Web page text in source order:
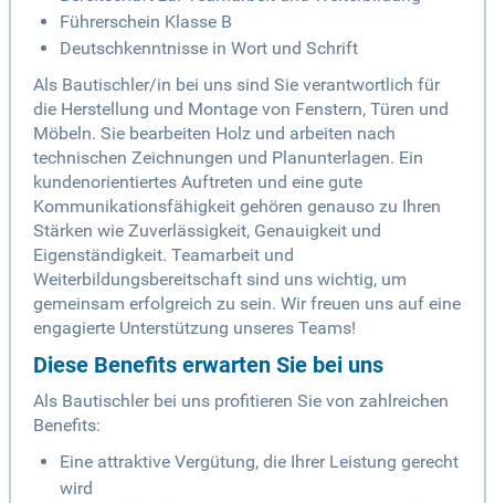
Führerschein Klasse B
Deutschkenntnisse in Wort und Schrift
Als Bautischler/in bei uns sind Sie verantwortlich für
die Herstellung und Montage von Fenstern, Türen und
Möbeln. Sie bearbeiten Holz und arbeiten nach
technischen Zeichnungen und Planunterlagen. Ein
kundenorientiertes Auftreten und eine gute
Kommunikationsfähigkeit gehören genauso zu Ihren
Stärken wie Zuverlässigkeit, Genauigkeit und
Eigenständigkeit. Teamarbeit und
Weiterbildungsbereitschaft sind uns wichtig, um
gemeinsam erfolgreich zu sein. Wir freuen uns auf eine
engagierte Unterstützung unseres Teams!
Diese Benefits erwarten Sie bei uns
Als Bautischler bei uns profitieren Sie von zahlreichen
Benefits:
Eine attraktive Vergütung, die Ihrer Leistung gerecht
wird